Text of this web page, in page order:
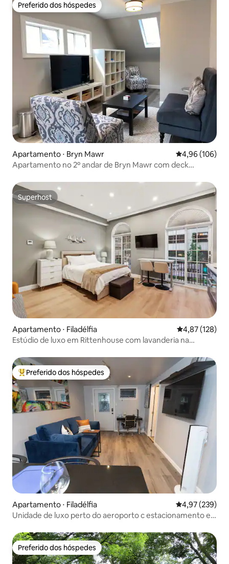
Preferido dos hóspedes
Preferido dos hóspedes
Apartamento ⋅ Bryn Mawr 4,96 de uma
4,96 (106)
Apartamento no 2º andar de Bryn Mawr com deck
Superhost
Superhost
Apartamento ⋅ Filadélfia 4,87 de uma
4,87 (128)
Estúdio de luxo em Rittenhouse com lavanderia na
Entre os melhores preferidos dos hóspedes
Preferido dos hóspedes
Apartamento ⋅ Filadélfia 4,97 de uma
4,97 (239)
Unidade de luxo perto do aeroporto c estacionamento e
Preferido dos hóspedes
Preferido dos hóspedes